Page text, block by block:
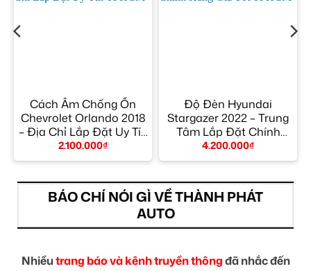
Cách Âm Chống Ồn
Chevrolet Orlando 2018
– Địa Chỉ Lắp Đặt Uy Tín
TPHCM
2.100.000₫
Độ Đèn Hyundai
Stargazer 2022 – Trung
Tâm Lắp Đặt Chính
Hãng Giá Tốt TPHCM
4.200.000₫
BÁO CHÍ NÓI GÌ VỀ THÀNH PHÁT
AUTO
Nhiềutrang báo và kênh truyền thôngđã nhắc đến